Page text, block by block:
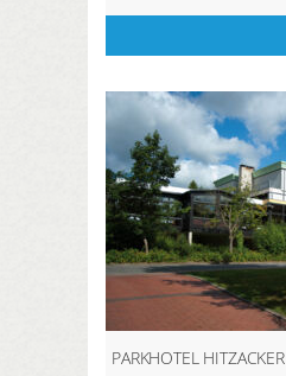
PARKHOTEL HITZACKER